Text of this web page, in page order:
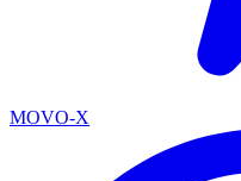
MOVO-X